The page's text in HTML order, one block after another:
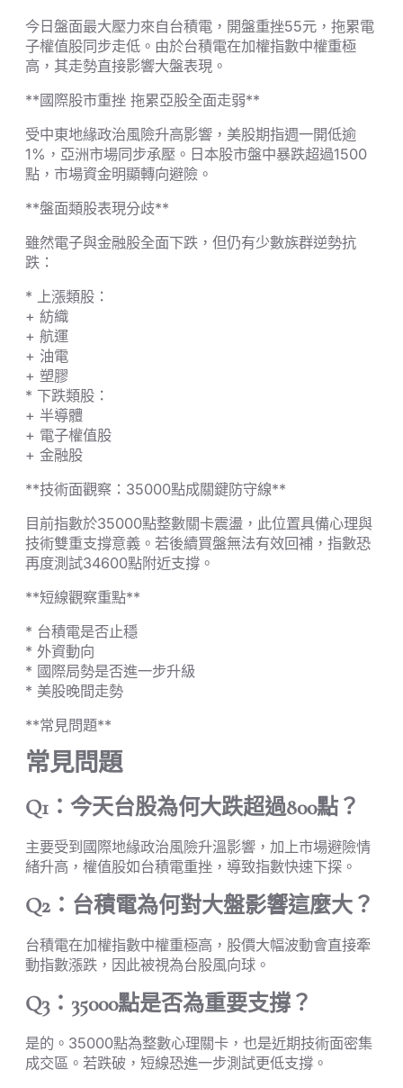
今日盤面最大壓力來自台積電，開盤重挫55元，拖累電
子權值股同步走低。由於台積電在加權指數中權重極
高，其走勢直接影響大盤表現。
**國際股市重挫 拖累亞股全面走弱**
受中東地緣政治風險升高影響，美股期指週一開低逾
1%，亞洲市場同步承壓。日本股市盤中暴跌超過1500
點，市場資金明顯轉向避險。
**盤面類股表現分歧**
雖然電子與金融股全面下跌，但仍有少數族群逆勢抗
跌：
* 上漲類股：
+ 紡織
+ 航運
+ 油電
+ 塑膠
* 下跌類股：
+ 半導體
+ 電子權值股
+ 金融股
**技術面觀察：35000點成關鍵防守線**
目前指數於35000點整數關卡震盪，此位置具備心理與
技術雙重支撐意義。若後續買盤無法有效回補，指數恐
再度測試34600點附近支撐。
**短線觀察重點**
* 台積電是否止穩
* 外資動向
* 國際局勢是否進一步升級
* 美股晚間走勢
**常見問題**
常見問題
Q1：今天台股為何大跌超過800點？
主要受到國際地緣政治風險升溫影響，加上市場避險情
緒升高，權值股如台積電重挫，導致指數快速下探。
Q2：台積電為何對大盤影響這麼大？
台積電在加權指數中權重極高，股價大幅波動會直接牽
動指數漲跌，因此被視為台股風向球。
Q3：35000點是否為重要支撐？
是的。35000點為整數心理關卡，也是近期技術面密集
成交區。若跌破，短線恐進一步測試更低支撐。